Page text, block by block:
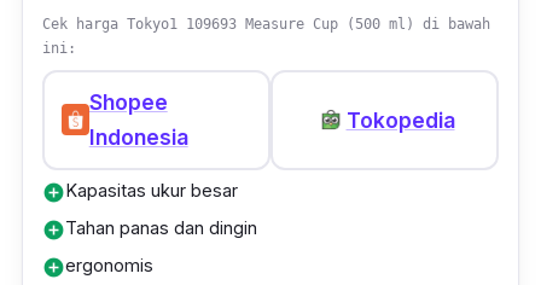
Cek harga Tokyo1 109693 Measure Cup (500 ml) di bawah
ini:
Shopee
Indonesia
Tokopedia
add_circleKapasitas ukur besar
add_circleTahan panas dan dingin
add_circleergonomis